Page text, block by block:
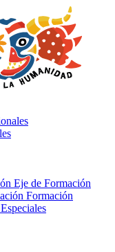
Eje de Formación
Formación